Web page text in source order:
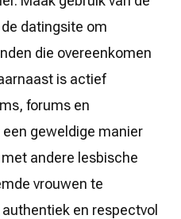
datingsite om
die overeenkomen
is actief
forums en
geweldige manier
andere lesbische
vrouwen te
en respectvol